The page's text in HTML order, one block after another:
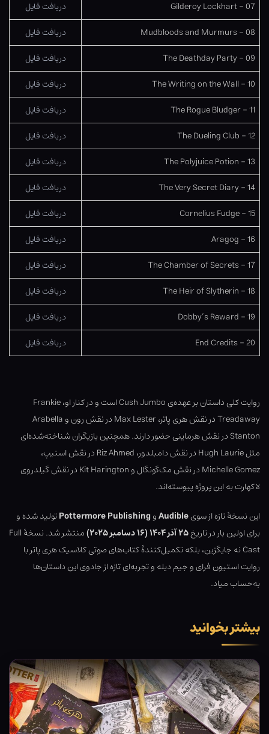
07 – Gilderoy Lockhart
دریافت فایل
08 – Mudbloods and Murmurs
دریافت فایل
09 – The Deathday Party
دریافت فایل
10 – The Writing on the Wall
دریافت فایل
11 – The Rogue Bludger
دریافت فایل
12 – The Dueling Club
دریافت فایل
13 – The Polyjuice Potion
دریافت فایل
14 – The Very Secret Diary
دریافت فایل
15 – Cornelius Fudge
دریافت فایل
16 – Aragog
دریافت فایل
17 – The Chamber of Secrets
دریافت فایل
18 – The Heir of Slytherin
دریافت فایل
19 – Dobby’s Reward
دریافت فایل
20 – End Credits
دریافت فایل
روایت کلی داستان بر عهده‌ی Cush Jumbo است و در کنار او، Frankie
Treadaway در نقش هری پاتر، Max Lester در نقش رون و Arabella
Stanton در نقش هرماینی حضور دارند. همچنین بازیگران شناخته‌شده‌ای
مثل Hugh Laurie در نقش دامبلدور، Riz Ahmed در نقش اسنیپ،
Michelle Gomez در نقش مک‌گونگال و Kit Harington در نقش گیلدروی
لاکهارت به این پروژه پیوسته‌اند.
این نسخهٔ تازه از سویAudibleوPottermore Publishingتولید شده و
برای اولین بار در تاریخ۲۵ آذر ۱۴۰۴ (۱۶ دسامبر ۲۰۲۵)
منتشر شد. نسخهٔ Full
Cast نه جایگزین، بلکه تکمیل‌کنندهٔ کتاب‌های صوتی کلاسیک هری پاتر با
روایت استیون فرای و جیم دیله و تجربه‌ای تازه از جادوی این داستان‌ها
به‌حساب میاد.
بیشتر بخوانید